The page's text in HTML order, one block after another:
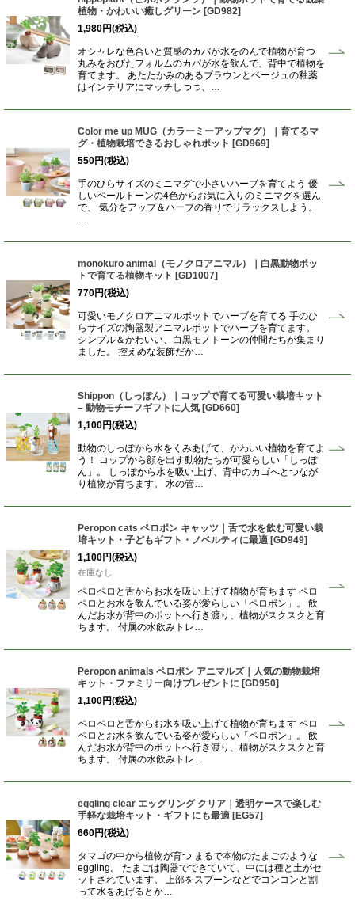
植物・かわいい癒しグリーン [GD982]
1,980円(税込)
オシャレな色合いと質感のカバが水をのんで植物が育つ
丸みをおびたフォルムのカバが水を飲んで、背中で植物を
育てます。 あたたかみのあるブラウンとベージュの釉薬
はインテリアにマッチしつつ、…
Color me up MUG（カラーミーアップマグ）｜育てるマ
グ・植物栽培できるおしゃれポット [GD969]
550円(税込)
手のひらサイズのミニマグで小さいハーブを育てよう 優
しいペールトーンの4色からお気に入りのミニマグを選ん
で、 気分をアップ＆ハーブの香りでリラックスしよう。
…
monokuro animal（モノクロアニマル）｜白黒動物ポッ
トで育てる植物キット [GD1007]
770円(税込)
可愛いモノクロアニマルポットでハーブを育てる 手のひ
らサイズの陶器製アニマルポットでハーブを育てます。
シンプル＆かわいい、白黒モノトーンの仲間たちが集まり
ました。 控えめな装飾だか…
Shippon（しっぽん）｜コップで育てる可愛い栽培キット
– 動物モチーフギフトに人気 [GD660]
1,100円(税込)
動物のしっぽから水をくみあげて、かわいい植物を育てよ
う！ コップから顔を出す動物たちが可愛らしい「しっぽ
ん」。 しっぽから水を吸い上げ、背中のカゴへとつなが
り植物が育ちます。 水の管…
Peropon cats ペロポン キャッツ｜舌で水を飲む可愛い栽
培キット・子どもギフト・ノベルティに最適 [GD949]
1,100円(税込)
在庫なし
ペロペロと舌からお水を吸い上げて植物が育ちます ペロ
ペロとお水を飲んでいる姿が愛らしい「ペロポン」。 飲
んだお水が背中のポットへ行き渡り、植物がスクスクと育
ちます。 付属の水飲みトレ…
Peropon animals ペロポン アニマルズ｜人気の動物栽培
キット・ファミリー向けプレゼントに [GD950]
1,100円(税込)
ペロペロと舌からお水を吸い上げて植物が育ちます ペロ
ペロとお水を飲んでいる姿が愛らしい「ペロポン」。 飲
んだお水が背中のポットへ行き渡り、植物がスクスクと育
ちます。 付属の水飲みトレ…
eggling clear エッグリング クリア｜透明ケースで楽しむ
手軽な栽培キット・ギフトにも最適 [EG57]
660円(税込)
タマゴの中から植物が育つ まるで本物のたまごのような
eggling。 たまごは陶器でできていて、中には種と土がセ
ットされています。 上部をスプーンなどでコンコンと割
って水をあげるとか…